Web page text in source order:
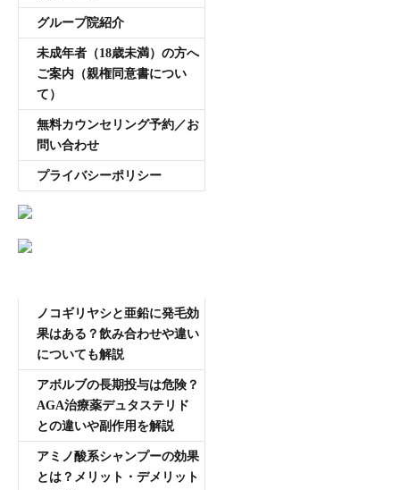
グループ院紹介
未成年者（18歳未満）の方へ
ご案内（親権同意書につい
て）
無料カウンセリング予約／お
問い合わせ
プライバシーポリシー
ノコギリヤシと亜鉛に発毛効
果はある？飲み合わせや違い
についても解説
アボルブの長期投与は危険？
AGA治療薬デュタステリド
との違いや副作用を解説
アミノ酸系シャンプーの効果
とは？メリット・デメリット